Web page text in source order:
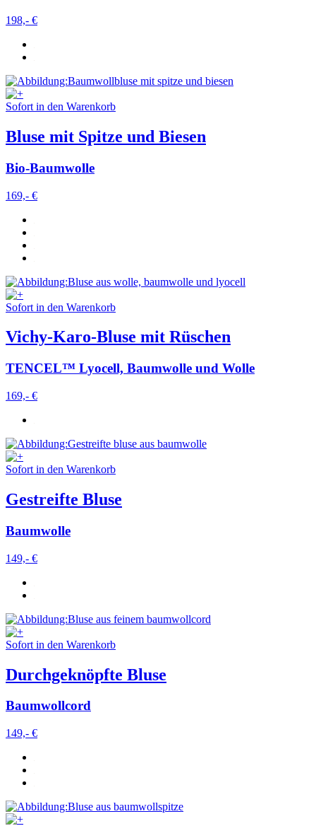
AGB
198,- €
Sofort in den Warenkorb
Bluse mit Spitze und Biesen
Bio-Baumwolle
169,- €
Sofort in den Warenkorb
Vichy-Karo-Bluse mit Rüschen
TENCEL™ Lyocell, Baumwolle und Wolle
169,- €
Sofort in den Warenkorb
Gestreifte Bluse
Baumwolle
149,- €
Sofort in den Warenkorb
Durchgeknöpfte Bluse
Baumwollcord
149,- €